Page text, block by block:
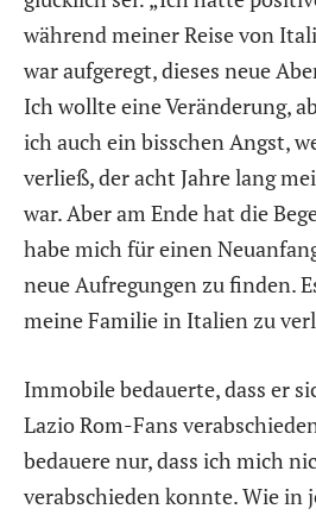
während meiner Reise von
war aufgeregt, dieses neue
Ich wollte eine Veränderung,
ich auch ein bisschen Angst,
verließ, der acht Jahre lang
war. Aber am Ende hat die
habe mich für einen
neue Aufregungen zu finden.
meine Familie in Italien zu
Immobile bedauerte, dass er
Lazio Rom-Fans
bedauere nur, dass ich mich
verabschieden konnte. Wie in